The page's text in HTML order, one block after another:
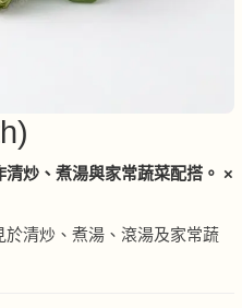
炒、煮湯與家常蔬菜配搭。 ×
清炒、煮湯、滾湯及家常蔬